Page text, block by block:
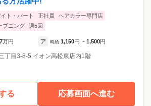
ト・パート 正社員
ヘアカラー専門店
プニング 週5回
万円 ア 時給 1,150円 ~ 1,500円
丁目3-8-5 イオン高松東店内1階
る 応募画面へ進む